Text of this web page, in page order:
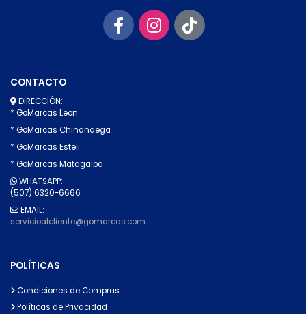
CONTACTO
DIRECCIÓN:
* GoMarcas Leon
* GoMarcas Chinandega
* GoMarcas Esteli
* GoMarcas Matagalpa
WHATSAPP:
(507) 6320-6666
EMAIL:
servicioalcliente@gomarcas.com
POLÍTICAS
Condiciones de Compras
Políticas de Privacidad